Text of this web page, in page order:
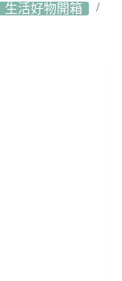
生活好物開箱